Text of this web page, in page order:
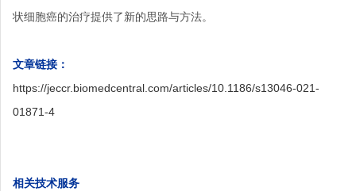
状细胞癌的治疗提供了新的思路与方法。
文章链接：
https://jeccr.biomedcentral.com/articles/10.1186/s13046-021-
01871-4
相关技术服务